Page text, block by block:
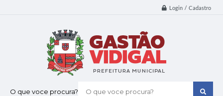
Login / Cadastro
O que voce procura?